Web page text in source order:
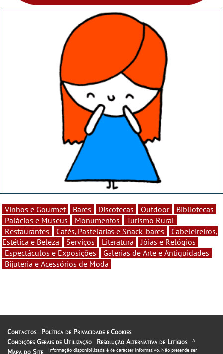
Vinhos e Gourmet Bares Discotecas Outdoor
Bibliotecas
Palácios e Museus
Monumentos
Turismo Rural
Restaurantes
Cafés, Pastelarias e Snack-bares
Cabeleireiros,
Estética e Beleza
Serviços Literatura
Jóias e Relógios
Espectáculos e Exposições
Galerias de Arte e Antiguidades
Bijuteria e Acessórios de Moda
Contactos
Política de Privacidade e Cookies
Condições Gerais de Utilização
Resolução Alternativa de Litígios
Mapa do Site
A
informação disponibilizada é de carácter informativo. Não pretende ser